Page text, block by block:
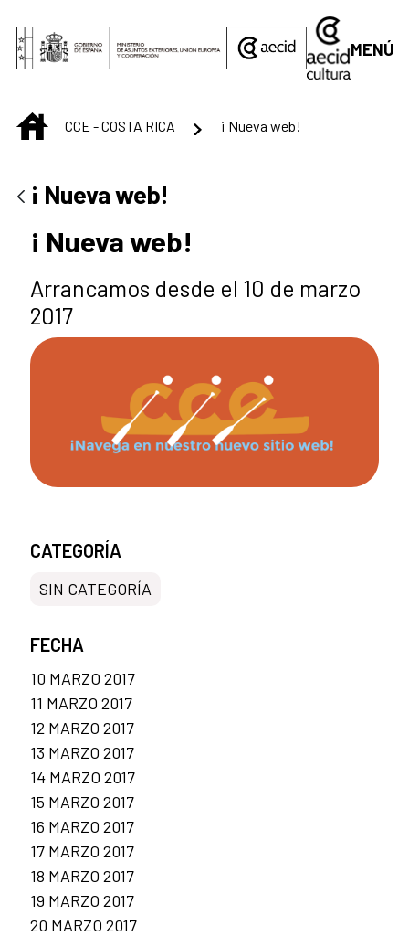
MENÚ
INICIO
CCE - COSTA RICA ¡ Nueva web!
¡ Nueva web!
¡ Nueva web!
Arrancamos desde el 10 de marzo
2017
CATEGORÍA
SIN CATEGORÍA
FECHA
10 MARZO 2017
11 MARZO 2017
12 MARZO 2017
13 MARZO 2017
14 MARZO 2017
15 MARZO 2017
16 MARZO 2017
17 MARZO 2017
18 MARZO 2017
19 MARZO 2017
20 MARZO 2017